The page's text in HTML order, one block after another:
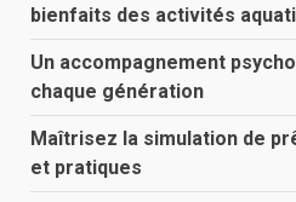
bienfaits des activités
Un accompagnement
chaque génération
Maîtrisez la simulation de
et pratiques